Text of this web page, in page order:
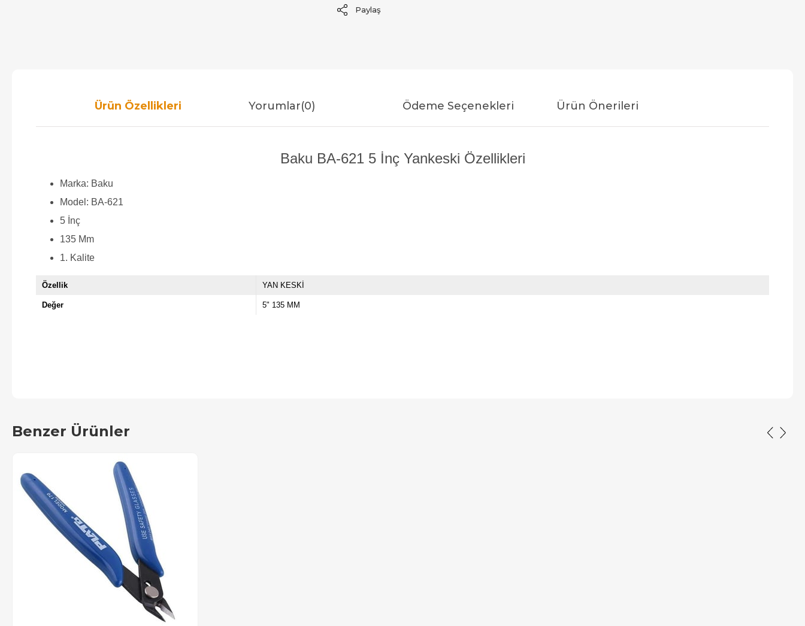
Paylaş
Ürün Özellikleri Yorumlar(0) Ödeme Seçenekleri Ürün Önerileri
Baku BA-621 5 İnç Yankeski Özellikleri
Marka: Baku
Model: BA-621
5 İnç
135 Mm
1. Kalite
Özellik YAN KESKİ
Değer 5" 135 MM
Benzer Ürünler